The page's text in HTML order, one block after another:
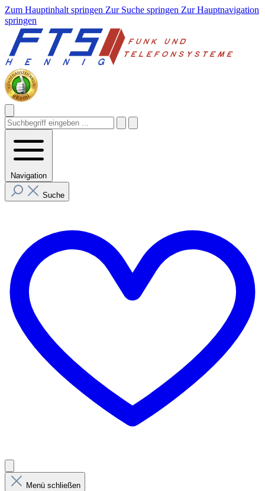
Zum Hauptinhalt springen Zur Suche springen Zur Hauptnavigation
springen
Navigation
Suche
Menü schließen